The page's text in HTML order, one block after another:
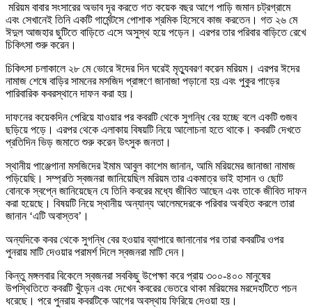
মরিয়ম বাবার সংসারের অভাব দূর করতে গত কয়েক বছর আগে পাড়ি জমান চট্রগ্রামে
এবং সেখানেই তিনি একটি গার্মেন্টসে পোশাক শ্রমিক হিসেবে কাজ করতেন। গত ২৬ মে
ঈদুল আজহার ছুটিতে বাড়িতে এসে অসুস্থ হয়ে পড়েন। এরপর তার পরিবার বাড়িতে রেখে
চিকিৎসা শুরু করেন।
চিকিৎসা চলাকালে ২৮ মে ভোরে ঈদের দিন ঘরেই মৃত্যুবরণ করেন মরিয়ম। এরপর ঈদের
নামাজ শেষে বাড়ির সামনের মসজিদ প্রাঙ্গণে জানাজা পড়ানো হয় এবং পুকুর পাড়ের
পারিবারিক কবরস্থানে দাফন করা হয়।
দাফনের কয়েকদিন পেরিয়ে যাওয়ার পর কবরটি থেকে সুগন্ধি বের হচ্ছে বলে একটি গুজব
ছড়িয়ে পড়ে। এরপর থেকে এলাকায় বিষয়টি নিয়ে আলোচনা হতে থাকে। কবরটি দেখতে
প্রতিদিন ভিড় জমাতে শুরু করেন উৎসুক জনতা।
স্থানীয় পাঞ্জেগানা মসজিদের ইমাম আবুল কাশেম জানান, আমি মরিয়মের জানাজা নামাজ
পড়িয়েছি। সম্প্রতি স্বজনরা জানিয়েছিল মরিয়ম তার একমাত্র ভাই হাসান ও ছোট
বোনকে স্বপ্নে জানিয়েছেন যে তিনি কবরের মধ্যে জীবিত আছেন এবং তাকে জীবিত দাফন
করা হয়েছে। বিষয়টি নিয়ে স্থানীয় অন্যান্য আলেমদেরকে পরিবার অবহিত করলে তারা
জানান ‘এটি অবাস্তব’।
অন্যদিকে কবর থেকে সুগন্ধি বের হওয়ার ব্যাপারে জানানোর পর তারা কবরটির ওপর
পুনরায় মাটি দেওয়ার পরামর্শ দিলে স্বজনরা মাটি দেন।
কিন্তু মঙ্গলবার বিকেলে স্বজনরা সবকিছু উপেক্ষা করে প্রায় ৩০০-৪০০ মানুষের
উপস্থিতিতে কবরটি খুঁড়েন এবং দেখেন কবরের ভেতরে থাকা মরিয়মের মরদেহটিতে পচন
ধরেছে। পরে পুনরায় কবরটিকে আগের অবস্থায় ফিরিয়ে দেওয়া হয়।